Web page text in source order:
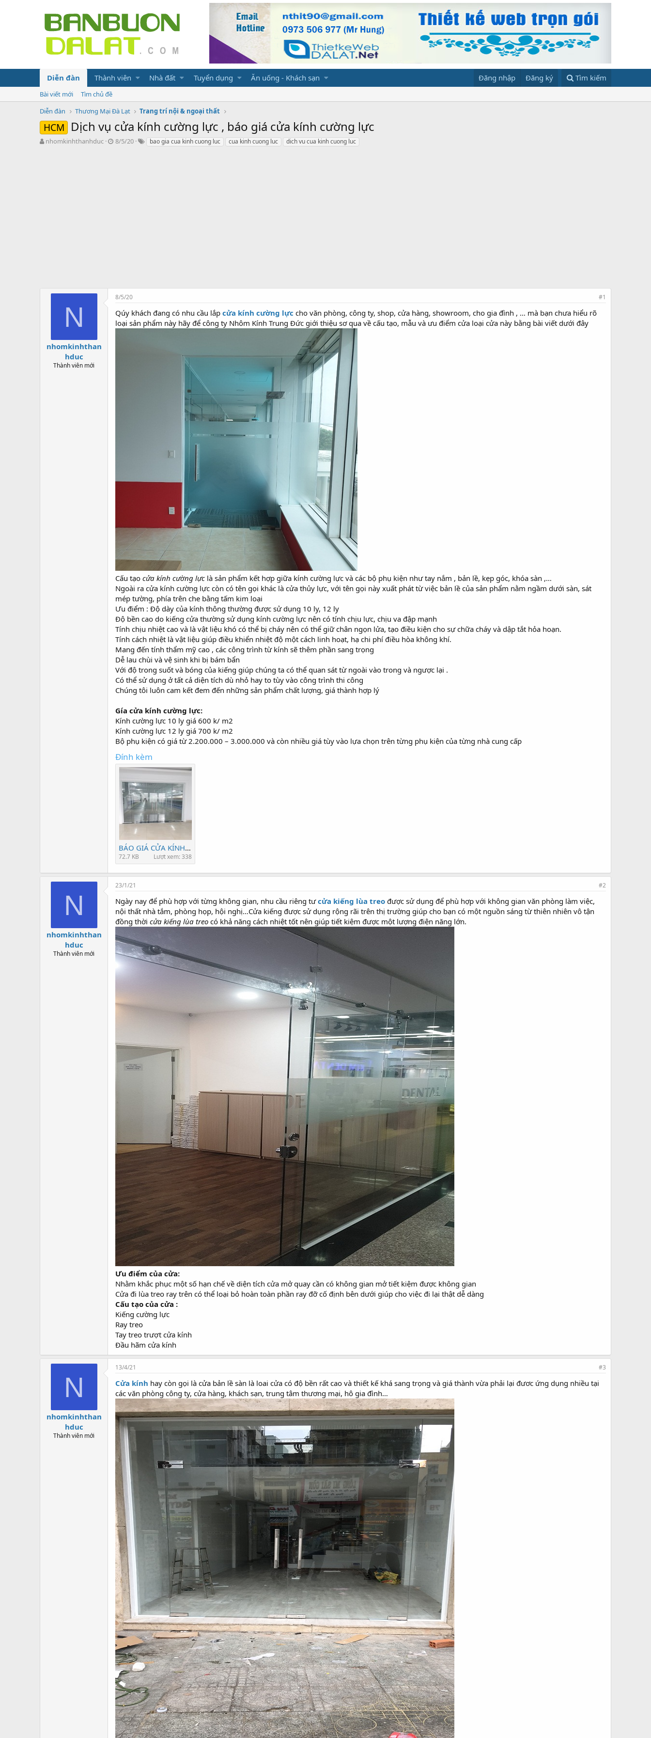
Diễn đàn Thành viên Nhà đất Tuyển dụng Ăn uống - Khách sạn Đăng nhập Đăng ký Tìm kiếm
Bài viết mới
Tìm chủ đề
Diễn đàn
Thương Mại Đà Lạt Trang trí nội & ngoại thất
HCM Dịch vụ cửa kính cường lực , báo giá cửa kính cường lực
N
nhomkinhthanhduc
N
8/5/20
Tbao gia cua kinh cuong luc cua kinh cuong luc dich vu cua kinh cuong luc
N
nhomkinhthan
hduc
Thành viên mới
8/5/20 #1
Qúy khách đang có nhu cầu lắp cửa kính cường lực cho văn phòng, công ty, shop, cửa hàng, showroom, cho gia đình , … mà bạn chưa hiểu rõ
loại sản phẩm này hãy để công ty Nhôm Kính Trung Đức giới thiệu sơ qua về cấu tạo, mẫu và ưu điểm cửa loại cửa này bằng bài viết dưới đây
Cấu tạo cửa kính cường lực là sản phẩm kết hợp giữa kính cường lực và các bộ phụ kiện như tay nắm , bản lề, kẹp góc, khóa sàn ,…
Ngoài ra cửa kính cường lực còn có tên gọi khác là cửa thủy lực, với tên gọi này xuất phát từ việc bản lề của sản phẩm nằm ngầm dưới sàn, sát
mép tường, phía trên che bằng tấm kim loại
Ưu điểm : Độ dày của kính thông thường được sử dụng 10 ly, 12 ly
Độ bền cao do kiếng cửa thường sử dụng kính cường lực nên có tính chịu lực, chịu va đập mạnh
Tính chịu nhiệt cao và là vật liệu khó có thể bị cháy nên có thể giữ chân ngọn lửa, tạo điều kiện cho sự chữa cháy và dập tắt hỏa hoạn.
Tính cách nhiệt là vật liệu giúp điều khiển nhiệt độ một cách linh hoạt, hạ chi phí điều hòa không khí.
Mang đến tính thẩm mỹ cao , các công trình từ kính sẽ thêm phần sang trọng
Dễ lau chùi và vệ sinh khi bị bám bẩn
Với độ trong suốt và bóng của kiếng giúp chúng ta có thể quan sát từ ngoài vào trong và ngược lại .
Có thể sử dụng ở tất cả diện tích dù nhỏ hay to tùy vào công trình thi công
Chúng tôi luôn cam kết đem đến những sản phẩm chất lượng, giá thành hợp lý
Gía cửa kính cường lực:
Kính cường lực 10 ly giá 600 k/ m2
Kính cường lực 12 ly giá 700 k/ m2
Bộ phụ kiện có giá từ 2.200.000 – 3.000.000 và còn nhiều giá tùy vào lựa chọn trên từng phụ kiện của từng nhà cung cấp
Đính kèm
BÁO GIÁ CỬA KÍNH CƯỜNG LỰC.jpg
72.7 KB Lượt xem: 338
N
nhomkinhthan
hduc
Thành viên mới
23/1/21 #2
Ngày nay để phù hợp với từng không gian, nhu cầu riêng tưcửa kiếng lùa treo được sử dụng để phù hợp với không gian văn phòng làm việc,
nội thất nhà tắm, phòng họp, hội nghị…Cửa kiếng được sử dụng rộng rãi trên thị trường giúp cho bạn có một nguồn sáng từ thiên nhiên vô tận
đồng thời cửa kiếng lùa treo có khả năng cách nhiệt tốt nên giúp tiết kiệm được một lượng điện năng lớn.
Ưu điểm của cửa:
Nhằm khắc phục một số hạn chế về diện tích cửa mở quay cần có không gian mở tiết kiệm được không gian
Cửa đi lùa treo ray trên có thể loại bỏ hoàn toàn phần ray đỡ cố định bên dưới giúp cho việc đi lại thật dễ dàng
Cấu tạo của cửa :
Kiếng cường lực
Ray treo
Tay treo trượt cửa kính
Đầu hãm cửa kính
N
nhomkinhthan
hduc
Thành viên mới
13/4/21 #3
Cửa kính hay còn gọi là cửa bản lề sàn là loai cửa có độ bền rất cao và thiết kế khá sang trọng và giá thành vừa phải lại đươc ứng dụng nhiều tại
các văn phòng công ty, cửa hàng, khách sạn, trung tâm thương mại, hô gia đình…